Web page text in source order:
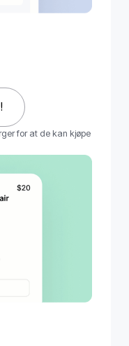
for at de kan kjøpe